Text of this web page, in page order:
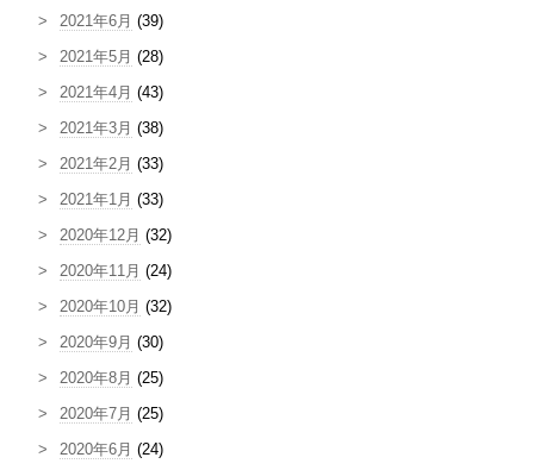
2021年6月 (39)
2021年5月 (28)
2021年4月 (43)
2021年3月 (38)
2021年2月 (33)
2021年1月 (33)
2020年12月 (32)
2020年11月 (24)
2020年10月 (32)
2020年9月 (30)
2020年8月 (25)
2020年7月 (25)
2020年6月 (24)